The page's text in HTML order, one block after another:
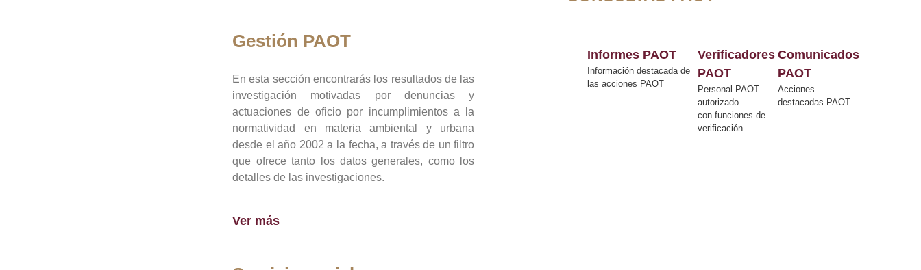
Gestión PAOT
En esta sección encontrarás los resultados de las
investigación motivadas por denuncias y
actuaciones de oficio por incumplimientos a la
normatividad en materia ambiental y urbana
desde el año 2002 a la fecha, a través de un filtro
que ofrece tanto los datos generales, como los
detalles de las investigaciones.
Ver más
Informes PAOT
Información destacada de
las acciones PAOT
Verificadores
PAOT
Personal PAOT
autorizado
con funciones de
verificación
Comunicados
PAOT
Acciones
destacadas PAOT